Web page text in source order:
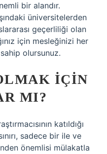
bir alandır.
üniversitelerden
geçerliliği olan
için mesleğinizi her
olursunuz.
IÇIN
MI?
katıldığı
sadece bir ile ve
önemlisi mülakatla